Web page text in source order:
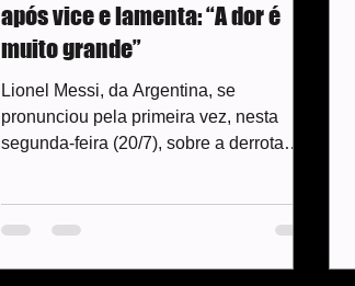
após vice e lamenta: “A dor é
muito grande”
Lionel Messi, da Argentina, se
pronunciou pela primeira vez, nesta
segunda-feira (20/7), sobre a derrota
compartilhada nas redes sociais, o
mas destacou a união do país durante o